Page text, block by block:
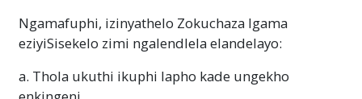
Ngamafuphi, izinyathelo Zokuchaza Igama
eziyiSisekelo zimi ngalendlela elandelayo:
a. Thola ukuthi ikuphi lapho kade ungekho